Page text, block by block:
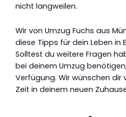
nicht langweilen.
Wir von Umzug Fuchs aus
diese Tipps für dein Leben in
Solltest du weitere Fragen
bei deinem Umzug
Verfügung. Wir wünschen dir
Zeit in deinem neuen